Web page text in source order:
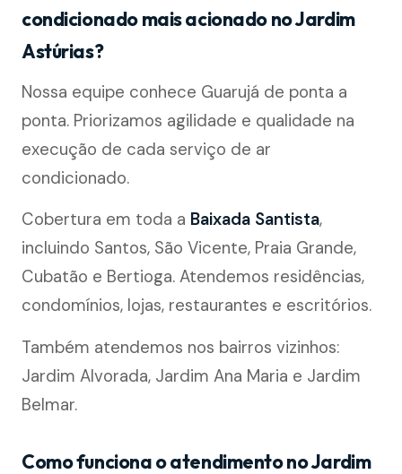
condicionado mais acionado no Jardim
Astúrias?
Nossa equipe conhece Guarujá de ponta a
ponta. Priorizamos agilidade e qualidade na
execução de cada serviço de ar
condicionado.
Cobertura em toda a Baixada Santista,
incluindo Santos, São Vicente, Praia Grande,
Cubatão e Bertioga. Atendemos residências,
condomínios, lojas, restaurantes e escritórios.
Também atendemos nos bairros vizinhos:
Jardim Alvorada, Jardim Ana Maria e Jardim
Belmar.
Como funciona o atendimento no Jardim